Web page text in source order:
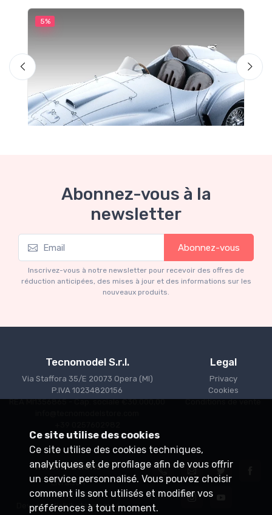
5%
Mythos Collection 1-18
Ferrari 166 MM Abarth Metallic Silver Press
€227.05 €239.00
Abonnez-vous à la
newsletter
Abonnez-vous
Inscrivez-vous à notre newsletter pour recevoir des offres de
réduction anticipées, des mises à jour et des informations sur les
nouveaux produits.
Tecnomodel S.r.l.
Via Staffora 35/E 20073 Opera (MI)
P.IVA 10234820156
REA MI1356865 - Cap. sociale €30.000,00
Legal
Privacy
Cookies
Conditions de vente
Informations
Livraison
Points de vente
Devenez distributeur agréé
Ce site utilise des cookies
Ce site utilise des cookies techniques,
analytiques et de profilage afin de vous offrir
un service personnalisé. Vous pouvez choisir
comment ils sont utilisés et modifier vos
préférences à tout moment.